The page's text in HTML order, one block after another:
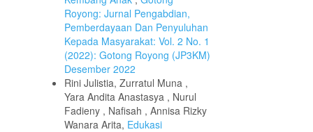
Royong: Jurnal Pengabdian,
Pemberdayaan Dan Penyuluhan
Kepada Masyarakat: Vol. 2 No. 1
(2022): Gotong Royong (JP3KM)
Desember 2022
Rini Julistia, Zurratul Muna ,
Yara Andita Anastasya , Nurul
Fadieny , Nafisah , Annisa Rizky
Wanara Arita, Edukasi